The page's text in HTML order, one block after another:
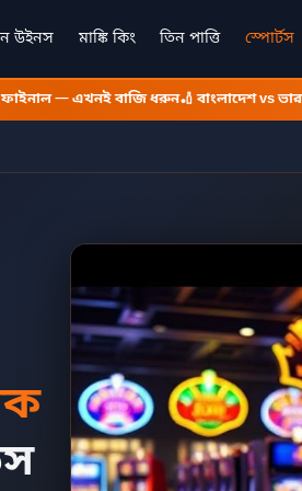
উইনস মাঙ্কি কিং তিন পাত্তি স্পোর্টস
— এখনই বাজি ধরুন🏏 বাংলাদেশ vs ভারত —